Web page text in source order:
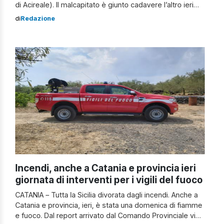
di Acireale). Il malcapitato è giunto cadavere l’altro ieri
sera all’ospedale di Giarre per le conseguenze delle
era a bordo […]
diRedazione
Incendi, anche a Catania e provincia ieri
giornata di interventi per i vigili del fuoco
CATANIA – Tutta la Sicilia divorata dagli incendi. Anche a
Catania e provincia, ieri, è stata una domenica di fiamme
e fuoco. Dal report arrivato dal Comando Provinciale vigili